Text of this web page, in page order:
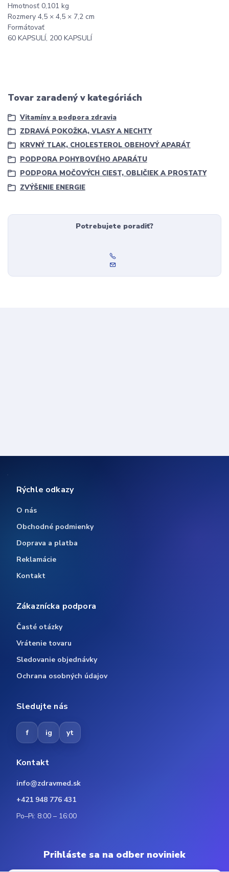
Hmotnosť 0,101 kg
Rozmery 4,5 × 4,5 × 7,2 cm
Formátovať
60 KAPSULÍ, 200 KAPSULÍ
Tovar zaradený v kategóriách
Vitamíny a podpora zdravia
ZDRAVÁ POKOŽKA, VLASY A NECHTY
KRVNÝ TLAK, CHOLESTEROL OBEHOVÝ APARÁT
PODPORA POHYBOVÉHO APARÁTU
PODPORA MOČOVÝCH CIEST, OBLIČIEK A PROSTATY
ZVÝŠENIE ENERGIE
Potrebujete poradiť?
Rýchle odkazy
O nás
Obchodné podmienky
Doprava a platba
Reklamácie
Kontakt
Zákaznícka podpora
Časté otázky
Vrátenie tovaru
Sledovanie objednávky
Ochrana osobných údajov
Sledujte nás
f ig yt
Kontakt
info@zdravmed.sk
+421 948 776 431
Po–Pi: 8:00 – 16:00
Prihláste sa na odber noviniek